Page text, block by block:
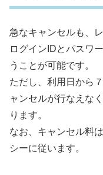
急なキャンセルも、
ログインIDとパスワ
うことが可能です。
ただし、利用日から
ャンセルが行なえな
ります。
なお、キャンセル料
シーに従います。